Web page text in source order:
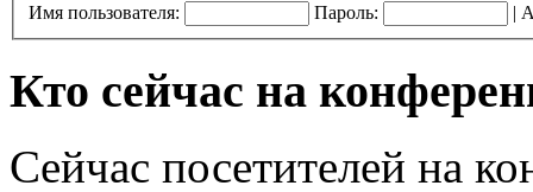
Имя пользователя: Пароль: |
Кто сейчас на
Сейчас посетителей на